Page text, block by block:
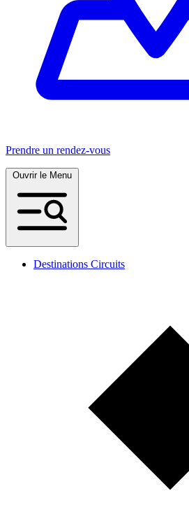
Prendre un rendez-vous
Destinations Circuits